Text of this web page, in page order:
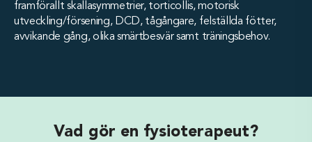
framförallt skallasymmetrier, torticollis, motorisk
utveckling/försening, DCD, tågångare, felställda fötter,
avvikande gång, olika smärtbesvär samt träningsbehov.
Vad gör en fysioterapeut?